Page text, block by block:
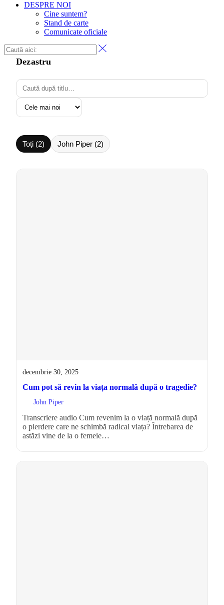
DESPRE NOI
Cine suntem?
Stand de carte
Comunicate oficiale
Dezastru
Toți (2) John Piper (2)
decembrie 30, 2025
Cum pot să revin la viața normală după o tragedie?
John Piper
Transcriere audio Cum revenim la o viață normală după
o pierdere care ne schimbă radical viața? Întrebarea de
astăzi vine de la o femeie…